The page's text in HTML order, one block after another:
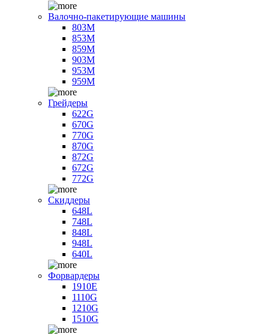
Валочно-пакетирующие машины
803M
853M
859M
903M
953M
959M
Грейдеры
622G
670G
770G
870G
872G
672G
772G
Скиддеры
648L
748L
848L
948L
640L
Форвардеры
1910E
1110G
1210G
1510G